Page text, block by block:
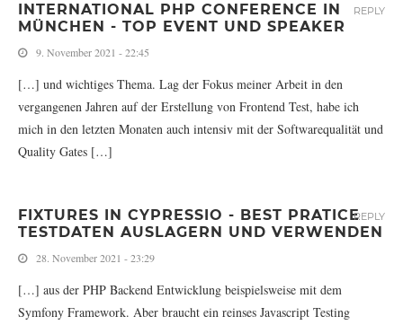
INTERNATIONAL PHP CONFERENCE IN
MÜNCHEN - TOP EVENT UND SPEAKER
9. November 2021 - 22:45
[…] und wichtiges Thema. Lag der Fokus meiner Arbeit in den
vergangenen Jahren auf der Erstellung von Frontend Test, habe ich
mich in den letzten Monaten auch intensiv mit der Softwarequalität und
Quality Gates […]
REPLY
FIXTURES IN CYPRESSIO - BEST PRATICE
TESTDATEN AUSLAGERN UND VERWENDEN
28. November 2021 - 23:29
[…] aus der PHP Backend Entwicklung beispielsweise mit dem
Symfony Framework. Aber braucht ein reinses Javascript Testing
REPLY